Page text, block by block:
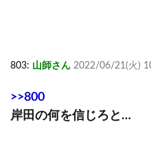
803: 山師さん 2022/06/21(火)
>>800
岸田の何を信じろと…